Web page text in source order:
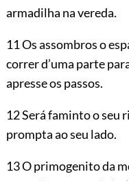
armadilha na vereda.
11 Os assombros o
correr d’uma parte
apresse os passos.
12 Será faminto o seu
prompta ao seu lado.
13 O primogenito da